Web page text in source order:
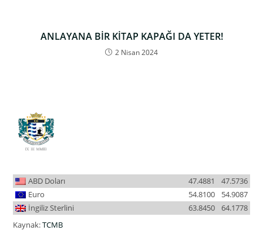
ANLAYANA BİR KİTAP KAPAĞI DA YETER!
2 Nisan 2024
ABD Doları 47.5736
47.4881
Euro
54.9087
54.8100
İngiliz Sterlini
64.1778
63.8450
Kaynak:TCMB